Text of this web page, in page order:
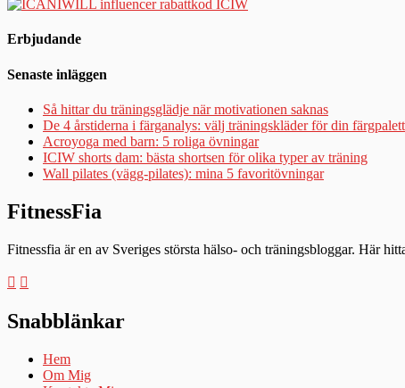
Erbjudande
Senaste inläggen
Så hittar du träningsglädje när motivationen saknas
De 4 årstiderna i färganalys: välj träningskläder för din färgpalett
Acroyoga med barn: 5 roliga övningar
ICIW shorts dam: bästa shortsen för olika typer av träning
Wall pilates (vägg-pilates): mina 5 favoritövningar
FitnessFia
Fitnessfia är en av Sveriges största hälso- och träningsbloggar. Här
Snabblänkar
Hem
Om Mig